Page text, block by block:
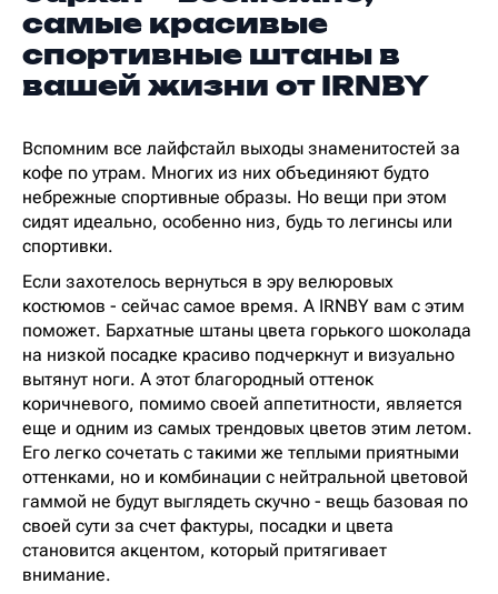
самые красивые
спортивные штаны в
вашей жизни от IRNBY
Вспомним все лайфстайл выходы знаменитостей за
кофе по утрам. Многих из них объединяют будто
небрежные спортивные образы. Но вещи при этом
сидят идеально, особенно низ, будь то легинсы или
спортивки.
Если захотелось вернуться в эру велюровых
костюмов - сейчас самое время. А IRNBY вам с этим
поможет. Бархатные штаны цвета горького шоколада
на низкой посадке красиво подчеркнут и визуально
вытянут ноги. А этот благородный оттенок
коричневого, помимо своей аппетитности, является
еще и одним из самых трендовых цветов этим летом.
Его легко сочетать с такими же теплыми приятными
оттенками, но и комбинации с нейтральной цветовой
гаммой не будут выглядеть скучно - вещь базовая по
своей сути за счет фактуры, посадки и цвета
становится акцентом, который притягивает
внимание.